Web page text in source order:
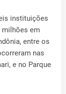
instituições
milhões em
entre os
nas
e no Parque